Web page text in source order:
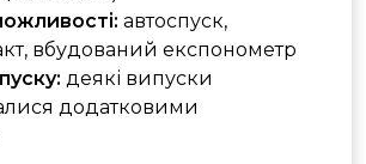
автоспуск,
вбудований експонометр
деякі випуски
додатковими